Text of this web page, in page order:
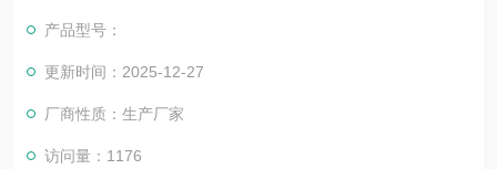
产品型号：
更新时间：2025-12-27
厂商性质：生产厂家
访问量：1176